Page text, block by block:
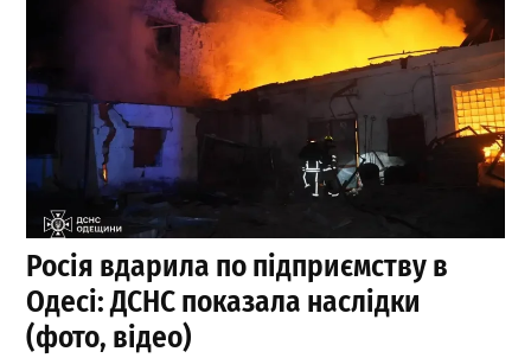
Росія вдарила по підприємству в
Одесі: ДСНС показала наслідки
(фото, відео)